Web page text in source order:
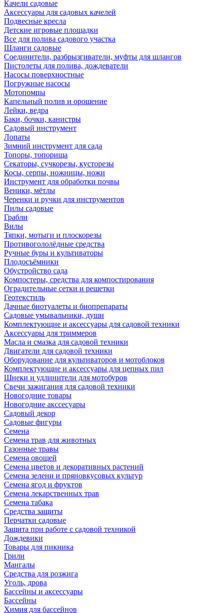
Качели садовые
Аксессуары для садовых качелей
Подвесные кресла
Детские игровые площадки
Все для полива садового участка
Шланги садовые
Соединители, разбрызгиватели, муфты для шлангов
Пистолеты для полива, дождеватели
Насосы поверхностные
Погружные насосы
Мотопомпы
Капельный полив и орошение
Лейки, ведра
Баки, бочки, канистры
Садовый инструмент
Лопаты
Зимний инструмент для сада
Топоры, топорища
Секаторы, сучкорезы, кусторезы
Косы, серпы, ножницы, ножи
Инструмент для обработки почвы
Веники, мётлы
Черенки и ручки для инструментов
Пилы садовые
Грабли
Вилы
Тяпки, мотыги и плоскорезы
Противогололёдные средства
Ручные буры и культиваторы
Плодосъёмники
Обустройство сада
Компостеры, средства для компостирования
Оградительные сетки и решетки
Геотекстиль
Дачные биотуалеты и биопрепараты
Садовые умывальники, души
Комплектующие и аксессуары для садовой техники
Аксессуары для триммеров
Масла и смазка для садовой техники
Двигатели для садовой техники
Оборудование для культиваторов и мотоблоков
Комплектующие и аксессуары для цепных пил
Шнеки и удлинители для мотобуров
Свечи зажигания для садовой техники
Новогодние товары
Новогодние акссесуары
Садовый декор
Садовые фигуры
Семена
Семена трав для животных
Газонные травы
Семена овощей
Семена цветов и декоративных растений
Семена зелени и пряновкусовых культур
Семена ягод и фруктов
Семена лекарственных трав
Семена табака
Средства защиты
Перчатки садовые
Защита при работе с садовой техникой
Дождевики
Товары для пикника
Грили
Мангалы
Средства для розжига
Уголь, дрова
Бассейны и аксессуары
Бассейны
Химия для бассейнов